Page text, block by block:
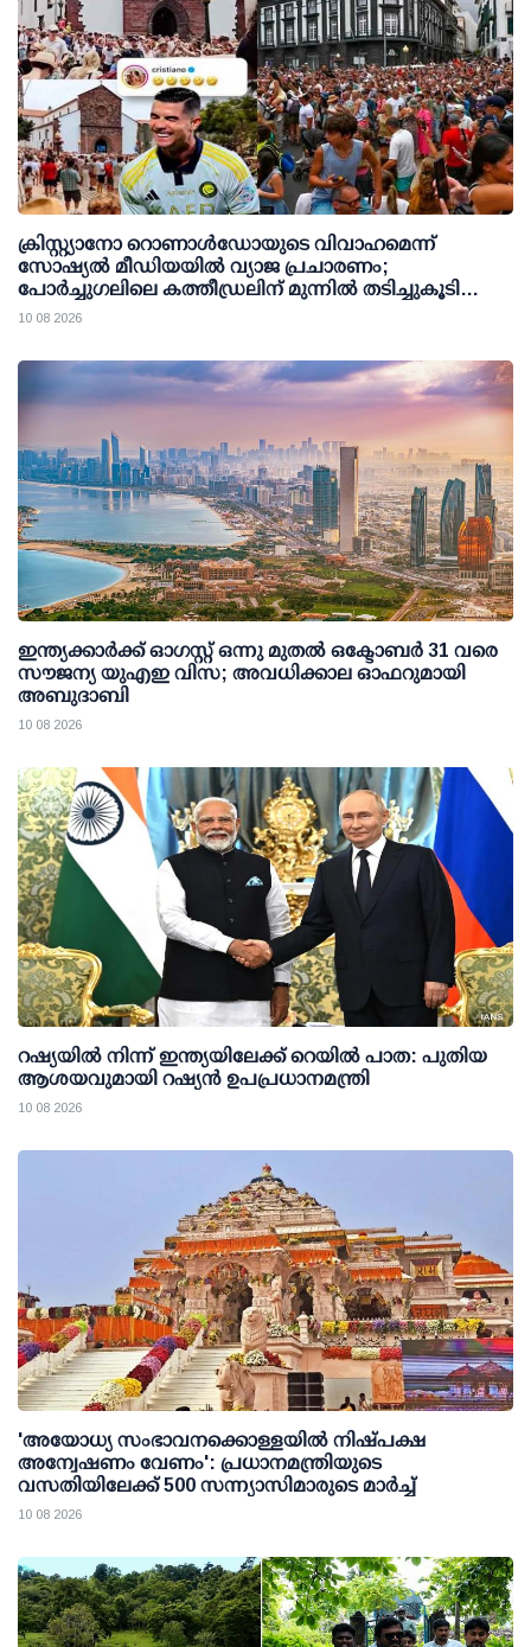
ക്രിസ്റ്റ്യാനോ റൊണാള്‍ഡോയുടെ വിവാഹമെന്ന്
സോഷ്യല്‍ മീഡിയയില്‍ വ്യാജ പ്രചാരണം;
പോര്‍ച്ചുഗലിലെ കത്തീഡ്രലിന് മുന്നില്‍ തടിച്ചുകൂടി
ജനക്കൂട്ടം
10 08 2026
ഇന്ത്യക്കാര്‍ക്ക് ഓഗസ്റ്റ് ഒന്നു മുതല്‍ ഒക്ടോബര്‍ 31 വരെ
സൗജന്യ യുഎഇ വിസ; അവധിക്കാല ഓഫറുമായി
അബുദാബി
10 08 2026
റഷ്യയില്‍ നിന്ന് ഇന്ത്യയിലേക്ക് റെയില്‍ പാത: പുതിയ
ആശയവുമായി റഷ്യന്‍ ഉപപ്രധാനമന്ത്രി
10 08 2026
'അയോധ്യ സംഭാവനക്കൊള്ളയില്‍ നിഷ്പക്ഷ
അന്വേഷണം വേണം': പ്രധാനമന്ത്രിയുടെ
വസതിയിലേക്ക് 500 സന്ന്യാസിമാരുടെ മാര്‍ച്ച്
10 08 2026